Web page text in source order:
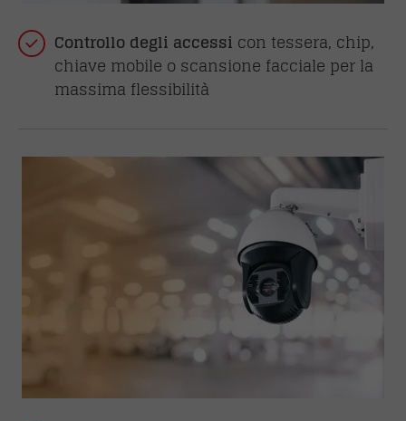
Controllo degli accessi con tessera, chip,
chiave mobile o scansione facciale per la
massima flessibilità